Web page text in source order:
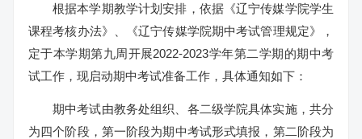
根据本学期教学计划安排，依据《辽宁传媒学院学生
课程考核办法》、《辽宁传媒学院期中考试管理规定》，
定于本学期第九周开展2022-2023学年第二学期的期中考
试工作，现启动期中考试准备工作，具体通知如下：
期中考试由教务处组织、各二级学院具体实施，共分
为四个阶段，第一阶段为期中考试形式填报，第二阶段为